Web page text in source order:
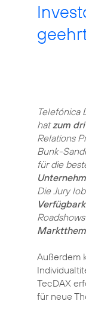
Telefónica
hatzum
Relations
Bunk-
für die
Die Jury
Außerdem
TecDAX
für neue